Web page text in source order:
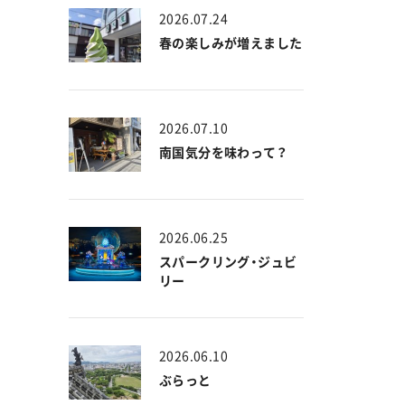
2026.07.24
春の楽しみが増えました
2026.07.10
南国気分を味わって？
2026.06.25
スパークリング・ジュビ
リー
2026.06.10
ぶらっと